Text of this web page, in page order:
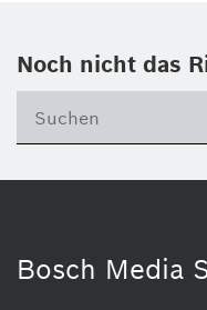
Noch nicht das
Bosch Media